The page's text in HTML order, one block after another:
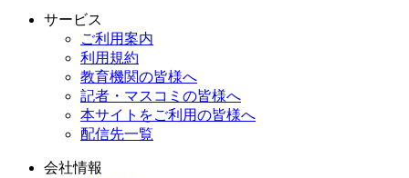
サービス
ご利用案内
利用規約
教育機関の皆様へ
記者・マスコミの皆様へ
本サイトをご利用の皆様へ
配信先一覧
会社情報